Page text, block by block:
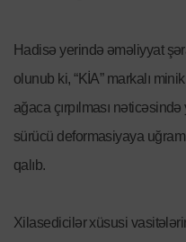
Hadisə yerində əməliyyat
olunub ki, “KİA” markalı
ağaca çırpılması
sürücü deformasiyaya
qalıb.
Xilasedicilər xüsusi